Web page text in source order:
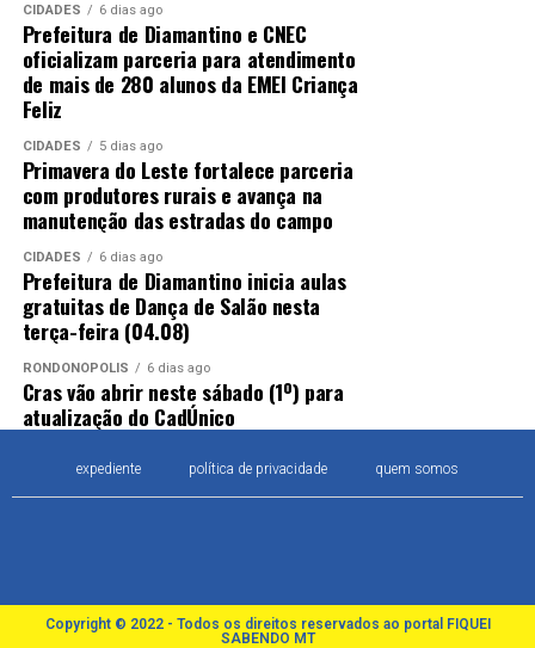
CIDADES 6 dias ago
Prefeitura de Diamantino e CNEC
oficializam parceria para atendimento
de mais de 280 alunos da EMEI Criança
Feliz
CIDADES 5 dias ago
Primavera do Leste fortalece parceria
com produtores rurais e avança na
manutenção das estradas do campo
CIDADES 6 dias ago
Prefeitura de Diamantino inicia aulas
gratuitas de Dança de Salão nesta
terça-feira (04.08)
RONDONÓPOLIS 6 dias ago
Cras vão abrir neste sábado (1º) para
atualização do CadÚnico
expediente política de privacidade quem somos
Copyright © 2022 - Todos os direitos reservados ao portal FIQUEI
SABENDO MT